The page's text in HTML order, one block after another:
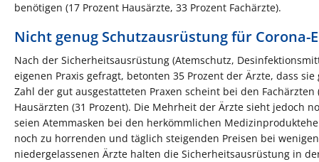
benötigen (17 Prozent Hausärzte, 33 Prozent Fachärzte).
Nicht genug Schutzausrüstung für Corona-
Nach der Sicherheitsausrüstung (Atemschutz,
eigenen Praxis gefragt, betonten 35 Prozent der Ärzte, dass
Zahl der gut ausgestatteten Praxen scheint bei den
Hausärzten (31 Prozent). Die Mehrheit der Ärzte sieht jedoch
seien Atemmasken bei den herkömmlichen
noch zu horrenden und täglich steigenden Preisen bei
niedergelassenen Ärzte halten die Sicherheitsausrüstung in